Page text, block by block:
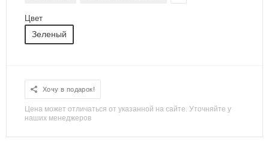
Цвет
Зеленый
Хочу в подарок!
Цена может отличаться от указанной на сайте. Уточняйте у
наших менеджеров